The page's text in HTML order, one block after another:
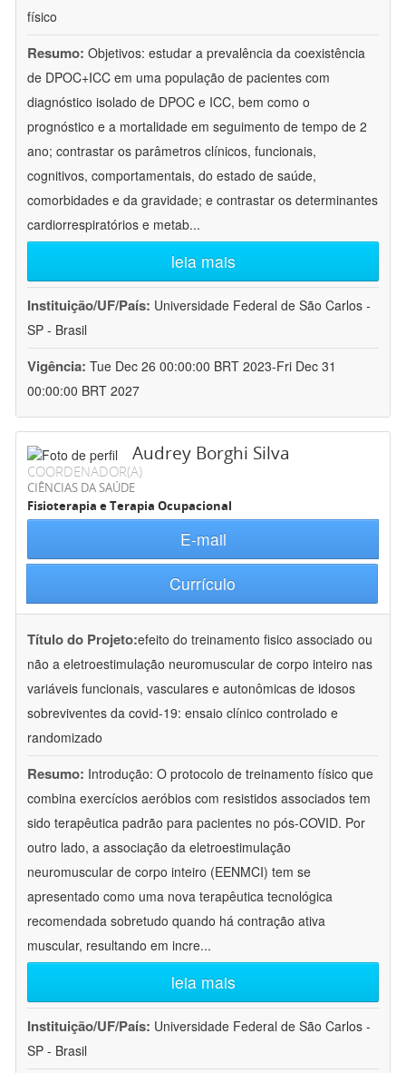
físico
Resumo: Objetivos: estudar a prevalência da coexistência
de DPOC+ICC em uma população de pacientes com
diagnóstico isolado de DPOC e ICC, bem como o
prognóstico e a mortalidade em seguimento de tempo de 2
ano; contrastar os parâmetros clínicos, funcionais,
cognitivos, comportamentais, do estado de saúde,
comorbidades e da gravidade; e contrastar os determinantes
cardiorrespiratórios e metab...
leia mais
Instituição/UF/País: Universidade Federal de São Carlos -
SP - Brasil
Vigência: Tue Dec 26 00:00:00 BRT 2023-Fri Dec 31
00:00:00 BRT 2027
Audrey Borghi Silva
COORDENADOR(A)
CIÊNCIAS DA SAÚDE
Fisioterapia e Terapia Ocupacional
E-mail
Currículo
Título do Projeto:efeito do treinamento fisico associado ou
não a eletroestimulação neuromuscular de corpo inteiro nas
variáveis funcionais, vasculares e autonômicas de idosos
sobreviventes da covid-19: ensaio clínico controlado e
randomizado
Resumo: Introdução: O protocolo de treinamento físico que
combina exercícios aeróbios com resistidos associados tem
sido terapêutica padrão para pacientes no pós-COVID. Por
outro lado, a associação da eletroestimulação
neuromuscular de corpo inteiro (EENMCI) tem se
apresentado como uma nova terapêutica tecnológica
recomendada sobretudo quando há contração ativa
muscular, resultando em incre...
leia mais
Instituição/UF/País: Universidade Federal de São Carlos -
SP - Brasil